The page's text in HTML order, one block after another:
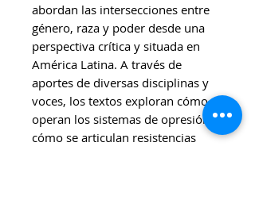
abordan las intersecciones entre
género, raza y poder desde una
perspectiva crítica y situada en
América Latina. A través de
aportes de diversas disciplinas y
voces, los textos exploran cómo
operan los sistemas de opresión y
cómo se articulan resistencias